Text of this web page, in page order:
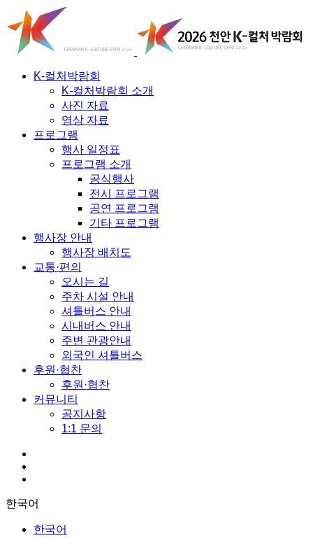
K-컬처박람회
K-컬처박람회 소개
사진 자료
영상 자료
프로그램
행사 일정표
프로그램 소개
공식행사
전시 프로그램
공연 프로그램
기타 프로그램
행사장 안내
행사장 배치도
교통·편의
오시는 길
주차 시설 안내
셔틀버스 안내
시내버스 안내
주변 관광안내
외국인 셔틀버스
후원·협찬
후원·협찬
커뮤니티
공지사항
1:1 문의
한국어
한국어